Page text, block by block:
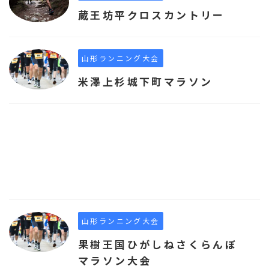
蔵王坊平クロスカントリー
山形ランニング大会
米澤上杉城下町マラソン
山形ランニング大会
果樹王国ひがしねさくらんぼ
マラソン大会